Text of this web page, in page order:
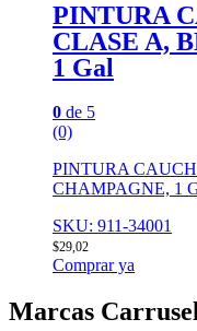
PINTURA
CLASE A,
1 Gal
0 de 5
(0)
PINTURA
CHAMPAGNE, 1
SKU: 911-34001
$29,02
Comprar ya
Marcas Carrusel